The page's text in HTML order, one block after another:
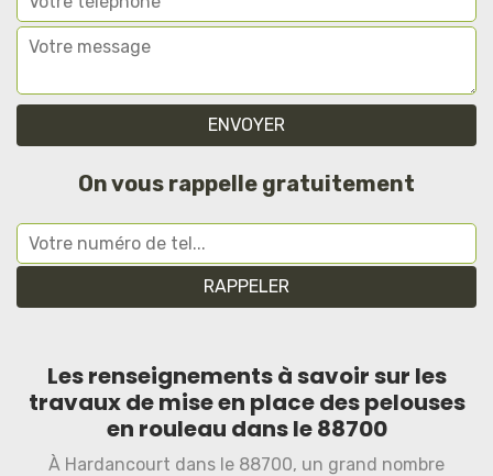
On vous rappelle gratuitement
Les renseignements à savoir sur les
travaux de mise en place des pelouses
en rouleau dans le 88700
À Hardancourt dans le 88700, un grand nombre